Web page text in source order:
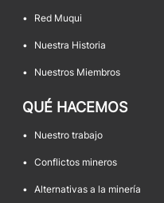
• Red Muqui
• Nuestra Historia
• Nuestros Miembros
QUÉ HACEMOS
• Nuestro trabajo
• Conflictos mineros
• Alternativas a la minería